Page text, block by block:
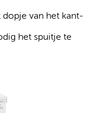
dopje van het kant-
het spuitje te